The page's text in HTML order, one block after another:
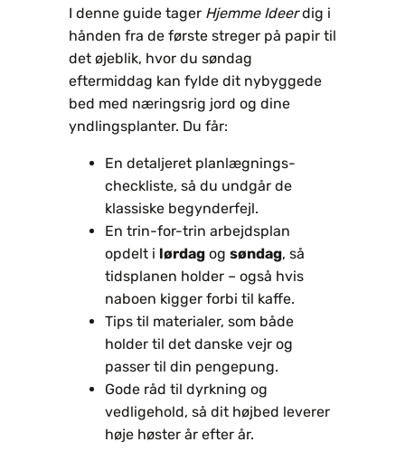
I denne guide tager Hjemme Ideerdig i
hånden fra de første streger på papir til
det øjeblik, hvor du søndag
eftermiddag kan fylde dit nybyggede
bed med næringsrig jord og dine
yndlingsplanter. Du får:
En detaljeret planlægnings­
checkliste, så du undgår de
klassiske begynderfejl.
En trin-for-trin arbejdsplan
opdelt i lørdag og søndag, så
tidsplanen holder – også hvis
naboen kigger forbi til kaffe.
Tips til materialer, som både
holder til det danske vejr og
passer til din pengepung.
Gode råd til dyrkning og
vedligehold, så dit højbed leverer
høje høster år efter år.